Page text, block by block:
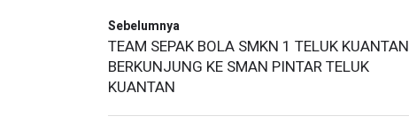
Sebelumnya
TEAM SEPAK BOLA SMKN 1 TELUK KUANTAN
BERKUNJUNG KE SMAN PINTAR TELUK
KUANTAN